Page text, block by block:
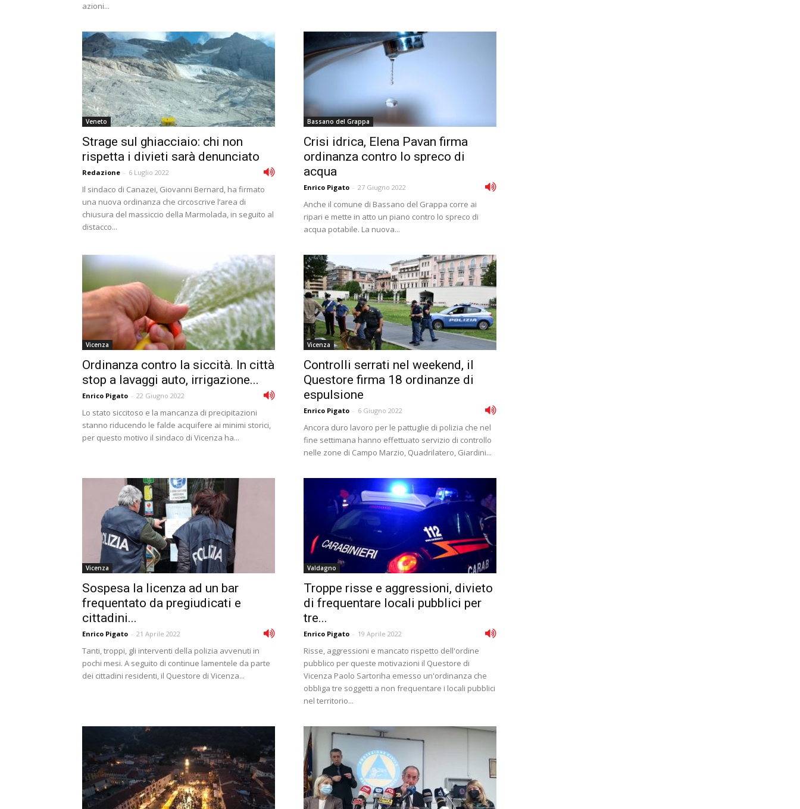
azioni...
Veneto
Strage sul ghiacciaio: chi non
rispetta i divieti sarà denunciato
Redazione - 6 Luglio 2022
Il sindaco di Canazei, Giovanni Bernard, ha firmato
una nuova ordinanza che circoscrive l’area di
chiusura del massiccio della Marmolada, in seguito al
distacco...
Bassano del Grappa
Crisi idrica, Elena Pavan firma
ordinanza contro lo spreco di
acqua
Enrico Pigato - 27 Giugno 2022
Anche il comune di Bassano del Grappa corre ai
ripari e mette in atto un piano contro lo spreco di
acqua potabile. La nuova...
Vicenza
Ordinanza contro la siccità. In città
stop a lavaggi auto, irrigazione...
Enrico Pigato - 22 Giugno 2022
Lo stato siccitoso e la mancanza di precipitazioni
stanno riducendo le falde acquifere ai minimi storici,
per questo motivo il sindaco di Vicenza ha...
Vicenza
Controlli serrati nel weekend, il
Questore firma 18 ordinanze di
espulsione
Enrico Pigato - 6 Giugno 2022
Ancora duro lavoro per le pattuglie di polizia che nel
fine settimana hanno effettuato servizio di controllo
nelle zone di Campo Marzio, Quadrilatero, Giardini...
Vicenza
Sospesa la licenza ad un bar
frequentato da pregiudicati e
cittadini...
Enrico Pigato - 21 Aprile 2022
Tanti, troppi, gli interventi della polizia avvenuti in
pochi mesi. A seguito di continue lamentele da parte
dei cittadini residenti, il Questore di Vicenza...
Valdagno
Troppe risse e aggressioni, divieto
di frequentare locali pubblici per
tre...
Enrico Pigato - 19 Aprile 2022
Risse, aggressioni e mancato rispetto dell'ordine
pubblico per queste motivazioni il Questore di
Vicenza Paolo Sartoriha emesso un'ordinanza che
obbliga tre soggetti a non frequentare i locali pubblici
nel territorio...